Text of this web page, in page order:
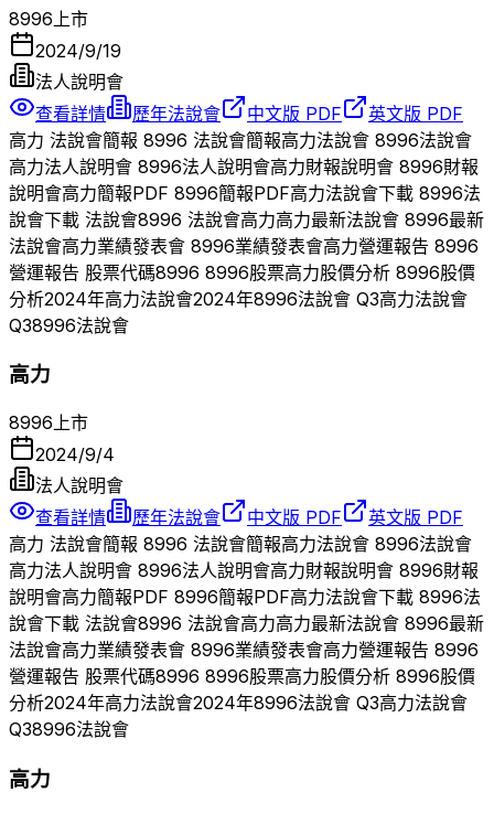
8996 上市
2024/9/19
法人說明會
查看詳情
歷年法說會 中文版 PDF
英文版 PDF
高力 法說會簡報 8996 法說會簡報高力法說會 8996法說會
高力法人說明會 8996法人說明會高力財報說明會 8996財報
說明會高力簡報PDF 8996簡報PDF高力法說會下載 8996法
說會下載 法說會8996 法說會高力高力最新法說會 8996最新
法說會高力業績發表會 8996業績發表會高力營運報告 8996
營運報告 股票代碼8996 8996股票高力股價分析 8996股價
分析2024年高力法說會2024年8996法說會 Q3高力法說會
Q38996法說會
高力
8996 上市
2024/9/4
法人說明會
查看詳情
歷年法說會 中文版 PDF
英文版 PDF
高力 法說會簡報 8996 法說會簡報高力法說會 8996法說會
高力法人說明會 8996法人說明會高力財報說明會 8996財報
說明會高力簡報PDF 8996簡報PDF高力法說會下載 8996法
說會下載 法說會8996 法說會高力高力最新法說會 8996最新
法說會高力業績發表會 8996業績發表會高力營運報告 8996
營運報告 股票代碼8996 8996股票高力股價分析 8996股價
分析2024年高力法說會2024年8996法說會 Q3高力法說會
Q38996法說會
高力